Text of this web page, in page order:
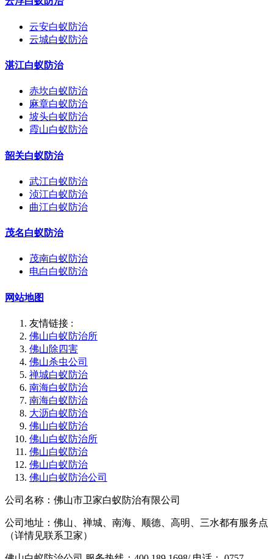
云安白蚁防治
云城白蚁防治
湛江白蚁防治
赤坎白蚁防治
麻章白蚁防治
坡头白蚁防治
霞山白蚁防治
韶关白蚁防治
武江白蚁防治
浈江白蚁防治
曲江白蚁防治
茂名白蚁防治
茂南白蚁防治
电白白蚁防治
网站地图
友情链接 :
佛山白蚁防治所
佛山除四害
佛山杀虫公司
禅城白蚁防治
南海白蚁防治
南海白蚁防治
大沥白蚁防治
佛山白蚁防治
佛山白蚁防治所
佛山白蚁防治
佛山白蚁防治
佛山白蚁防治公司
公司名称：佛山市卫家白蚁防治有限公司
公司地址：佛山、禅城、南海、顺德、高明、三水都有服务点
（详情见联系卫家）